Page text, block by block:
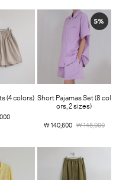
(4 colors)
5%
Short Pajamas Set (8 col
ors, 2 sizes)
￦ 140,600 ￦ 148,000